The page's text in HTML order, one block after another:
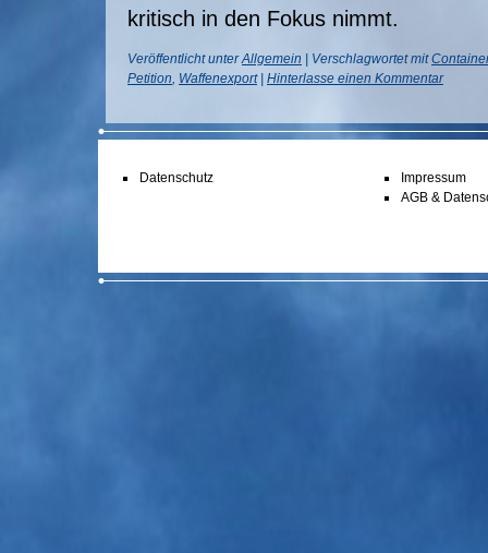
kritisch in den Fokus nimmt.
Veröffentlicht unter Allgemein Verschlagwortet mit Container
Petition, Waffenexport Hinterlasse einen Kommentar
Datenschutz
Impressum
AGB &